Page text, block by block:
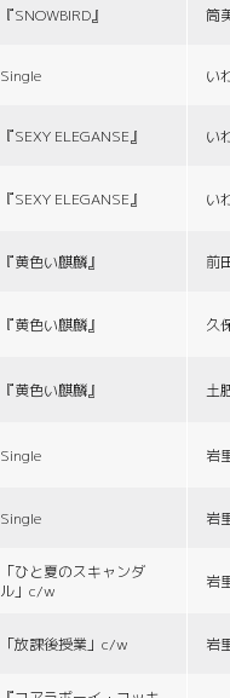
『SNOWBIRD』 筒
Single い
『SEXY ELEGANSE』 い
『SEXY ELEGANSE』 い
『黄色い麒麟』 前
『黄色い麒麟』 久
『黄色い麒麟』 土
Single 岩
Single 岩
「ひと夏のスキャンダ
ル」c/w
岩
「放課後授業」c/w 岩